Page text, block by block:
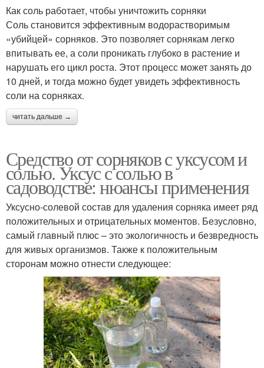
Как соль работает, чтобы уничтожить сорняки
Соль становится эффективным водорастворимым
«убийцей» сорняков. Это позволяет сорнякам легко
впитывать ее, а соли проникать глубоко в растение и
нарушать его цикл роста. Этот процесс может занять до
10 дней, и тогда можно будет увидеть эффективность
соли на сорняках.
читать дальше →
Средство от сорняков с уксусом и
солью. Уксус с солью в
садоводстве: нюансы применения
Уксусно-солевой состав для удаления сорняка имеет ряд
положительных и отрицательных моментов. Безусловно,
самый главный плюс – это экологичность и безвредность
для живых организмов. Также к положительным
сторонам можно отнести следующее: